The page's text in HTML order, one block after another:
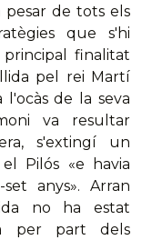
pesar de tots els
que s'hi
finalitat
pel rei Martí
l'ocàs de la seva
va resultar
s'extingí un
Pilós «e havia
anys». Arran
no ha estat
per part dels